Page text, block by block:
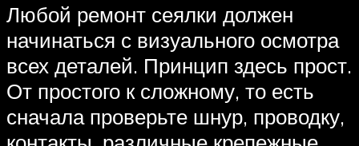
Любой ремонт сеялки должен
начинаться с визуального осмотра
всех деталей. Принцип здесь прост.
От простого к сложному, то есть
сначала проверьте шнур, проводку,